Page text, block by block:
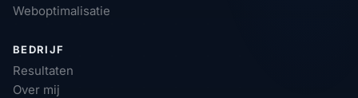
Weboptimalisatie
BEDRIJF
Resultaten
Over mij